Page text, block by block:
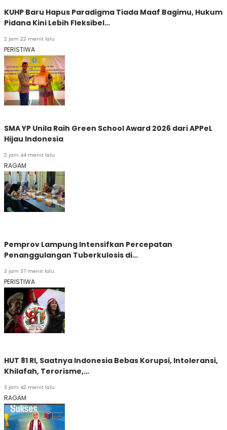
KUHP Baru Hapus Paradigma Tiada Maaf Bagimu, Hukum
Pidana Kini Lebih Fleksibel…
2 jam 22 menit lalu
PERISTIWA
SMA YP Unila Raih Green School Award 2026 dari APPeL
Hijau Indonesia
2 jam 44 menit lalu
RAGAM
Pemprov Lampung Intensifkan Percepatan
Penanggulangan Tuberkulosis di…
3 jam 37 menit lalu
PERISTIWA
HUT 81 RI, Saatnya Indonesia Bebas Korupsi, Intoleransi,
Khilafah, Terorisme,…
3 jam 42 menit lalu
RAGAM